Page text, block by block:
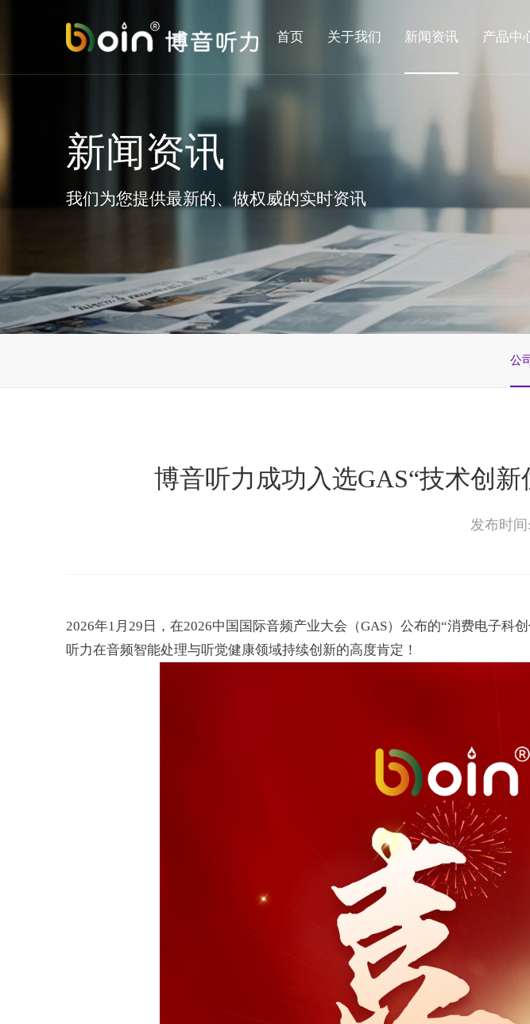
首页 关于我们 新闻资讯 产品中
新闻资讯
我们为您提供最新的、做权威的实时资讯
公
博音听力成功入选GAS“技术创
发布时间
2026年1月29日，在2026中国国际音频产业大会（GAS）公布的“消费电子科
听力在音频智能处理与听觉健康领域持续创新的高度肯定！